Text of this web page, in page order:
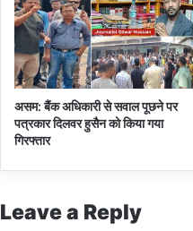
असम: बैंक अधिकारी से सवाल पूछने पर
पत्रकार दिलवर हुसैन को किया गया
गिरफ्तार
Leave a Reply